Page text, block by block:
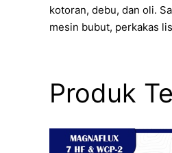
kotoran, debu, dan oli.
mesin bubut, perkakas
Produk